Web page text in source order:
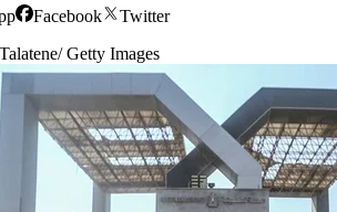
Facebook
Twitter
Getty Images